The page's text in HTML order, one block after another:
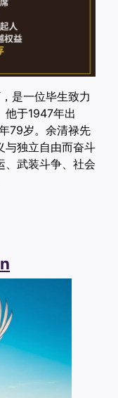
是一位毕生致力
他于1947年出
79岁。余清禄先
与独立自由而奋斗
、武装斗争、社会